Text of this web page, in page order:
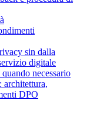
sin dalla
digitale
necessario
architettura,
DPO